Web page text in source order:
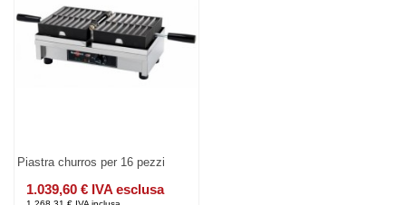
Piastra churros per 16 pezzi
1.039,60 € IVA esclusa